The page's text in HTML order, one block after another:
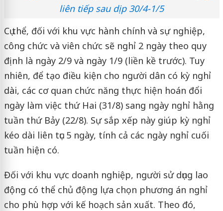
liên tiếp sau dịp 30/4-1/5
Cụ thể, đối với khu vực hành chính và sự nghiệp,
công chức và viên chức sẽ nghỉ 2 ngày theo quy
định là ngày 2/9 và ngày 1/9 (liền kề trước). Tuy
nhiên, để tạo điều kiện cho người dân có kỳ nghỉ
dài, các cơ quan chức năng thực hiện hoán đổi
ngày làm việc thứ Hai (31/8) sang ngày nghỉ hằng
tuần thứ Bảy (22/8). Sự sắp xếp này giúp kỳ nghỉ
kéo dài liên tục 5 ngày, tính cả các ngày nghỉ cuối
tuần hiện có.
Đối với khu vực doanh nghiệp, người sử dụng lao
động có thể chủ động lựa chọn phương án nghỉ
cho phù hợp với kế hoạch sản xuất. Theo đó,